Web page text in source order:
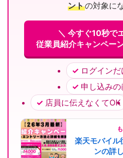
ントの対象に
＼ 今すぐ10秒で
従業員紹介キャンペー
ログイン
申し込みの
店員に伝えなくてOK
楽天モバイル
ンの詳